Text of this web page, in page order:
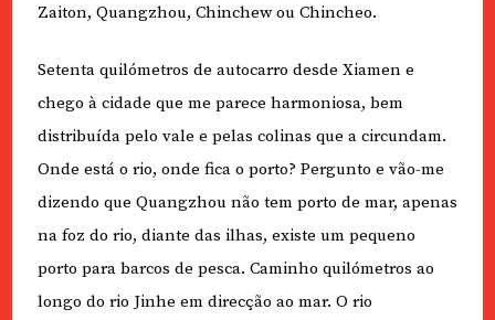
Zaiton, Quangzhou, Chinchew ou Chincheo.
Setenta quilómetros de autocarro desde Xiamen e
chego à cidade que me parece harmoniosa, bem
distribuída pelo vale e pelas colinas que a circundam.
Onde está o rio, onde fica o porto? Pergunto e vão-me
dizendo que Quangzhou não tem porto de mar, apenas
na foz do rio, diante das ilhas, existe um pequeno
porto para barcos de pesca. Caminho quilómetros ao
longo do rio Jinhe em direcção ao mar. O rio